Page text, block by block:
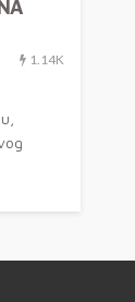
1.14K